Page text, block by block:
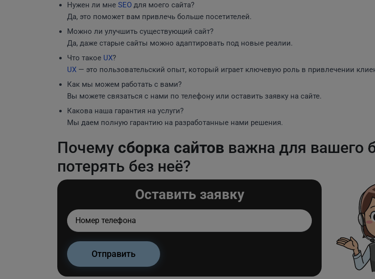
Нужен ли мне SEO для моего сайта?
Да, это поможет вам привлечь больше посетителей.
Можно ли улучшить существующий сайт?
Да, даже старые сайты можно адаптировать под новые реалии.
Что такое UX?
UX — это пользовательский опыт, который играет ключевую роль в привлечении
Как мы можем работать с вами?
Вы можете связаться с нами по телефону или оставить заявку на сайте.
Какова наша гарантия на услуги?
Мы даем полную гарантию на разработанные нами решения.
Почему сборка сайтов важна для вашего
потерять без неё?
Оставить заявку